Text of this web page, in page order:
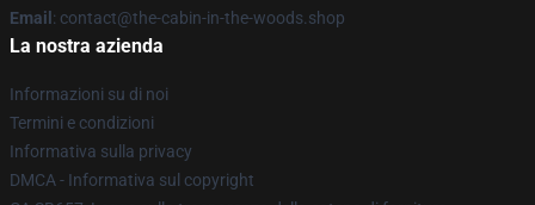
Email : contact@the-cabin-in-the-woods.shop
La nostra azienda
Informazioni su di noi
Termini e condizioni
Informativa sulla privacy
DMCA - Informativa sul copyright